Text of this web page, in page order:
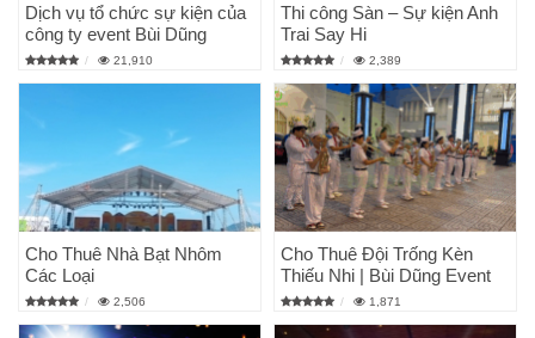
Dịch vụ tổ chức sự kiện của
công ty event Bùi Dũng
21,910
Thi công Sàn – Sự kiện Anh
Trai Say Hi
2,389
Cho Thuê Nhà Bạt Nhôm
Các Loại
2,506
Cho Thuê Đội Trống Kèn
Thiếu Nhi | Bùi Dũng Event
1,871